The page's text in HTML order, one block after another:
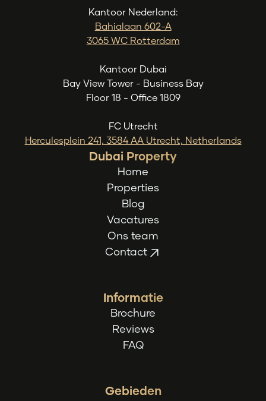
Dubai Property
Home
Properties
Blog
Vacatures
Ons team
Contact
Informatie
Brochure
Reviews
FAQ
Gebieden
Kantoor Nederland:
Bahialaan 602-A
3065 WC Rotterdam
Kantoor Dubai
Bay View Tower - Business Bay
Floor 18 - Office 1809
FC Utrecht
Herculesplein 241, 3584 AA Utrecht, Netherlands